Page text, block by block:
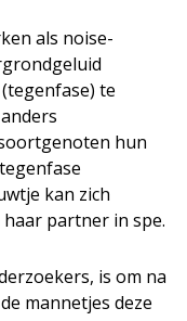
als noise-
te
hun
kan zich
partner in spe.
is om na
mannetjes deze